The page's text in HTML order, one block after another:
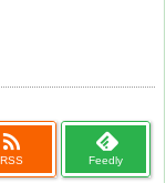

RSS Feedly